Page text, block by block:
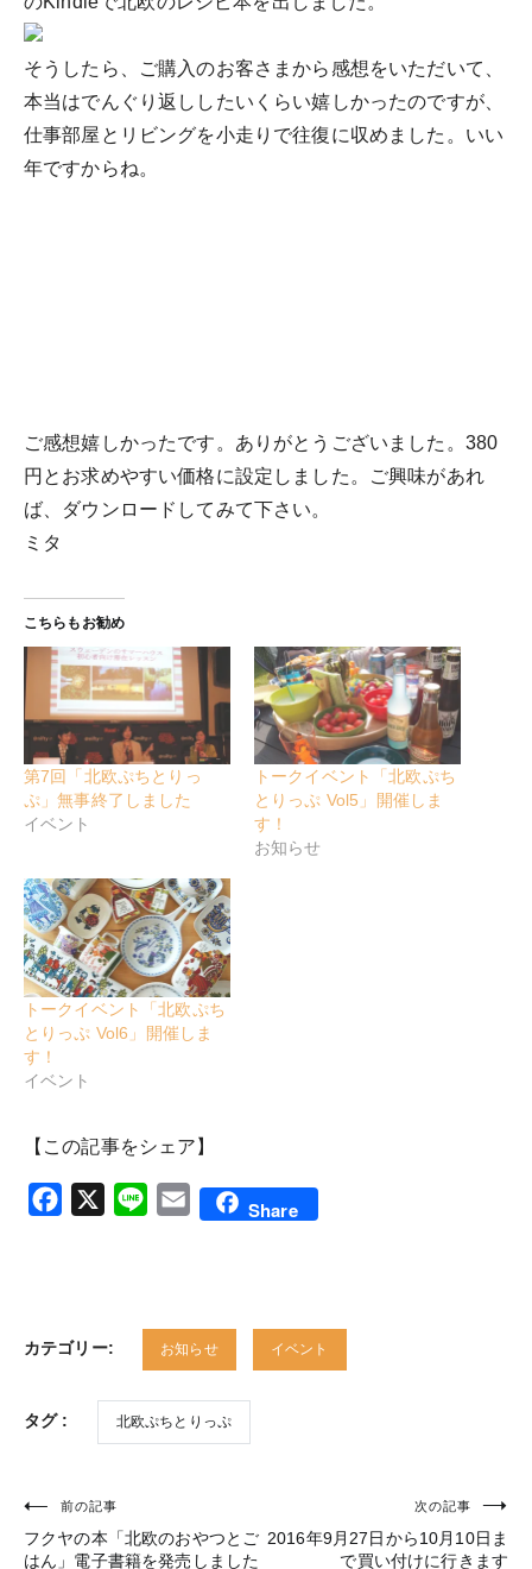
そうしたら、ご購入のお客さまから感想をいただいて、
本当はでんぐり返ししたいくらい嬉しかったのですが、
仕事部屋とリビングを小走りで往復に収めました。いい
年ですからね。
ご感想嬉しかったです。ありがとうございました。380
円とお求めやすい価格に設定しました。ご興味があれ
ば、ダウンロードしてみて下さい。
ミタ
こちらもお勧め
第7回「北欧ぷちとりっ
ぷ」無事終了しました
イベント
トークイベント「北欧ぷち
とりっぷ Vol5」開催しま
す！
お知らせ
トークイベント「北欧ぷち
とりっぷ Vol6」開催しま
す！
イベント
【この記事をシェア】
Facebook
X Line Email Share
カテゴリー: お知らせ イベント
タグ : 北欧ぷちとりっぷ
投
稿
前の記事
フクヤの本「北欧のおやつとご
はん」電子書籍を発売しました
次の記事
2016年9月27日から10月10日ま
で買い付けに行きます